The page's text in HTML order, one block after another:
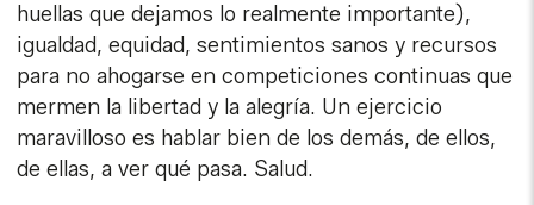
huellas que dejamos lo realmente importante),
igualdad, equidad, sentimientos sanos y recursos
para no ahogarse en competiciones continuas que
mermen la libertad y la alegría. Un ejercicio
maravilloso es hablar bien de los demás, de ellos,
de ellas, a ver qué pasa. Salud.